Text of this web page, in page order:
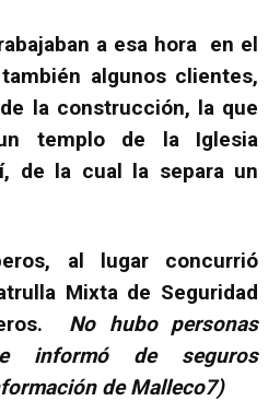
a esa hora en el
algunos clientes,
la construcción, la que
templo de la Iglesia
de la cual la separa un
al lugar concurrió
Mixta de Seguridad
No hubo personas
informó de seguros
de Malleco7)